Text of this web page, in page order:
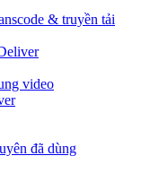
& truyền tải
video
đã dùng